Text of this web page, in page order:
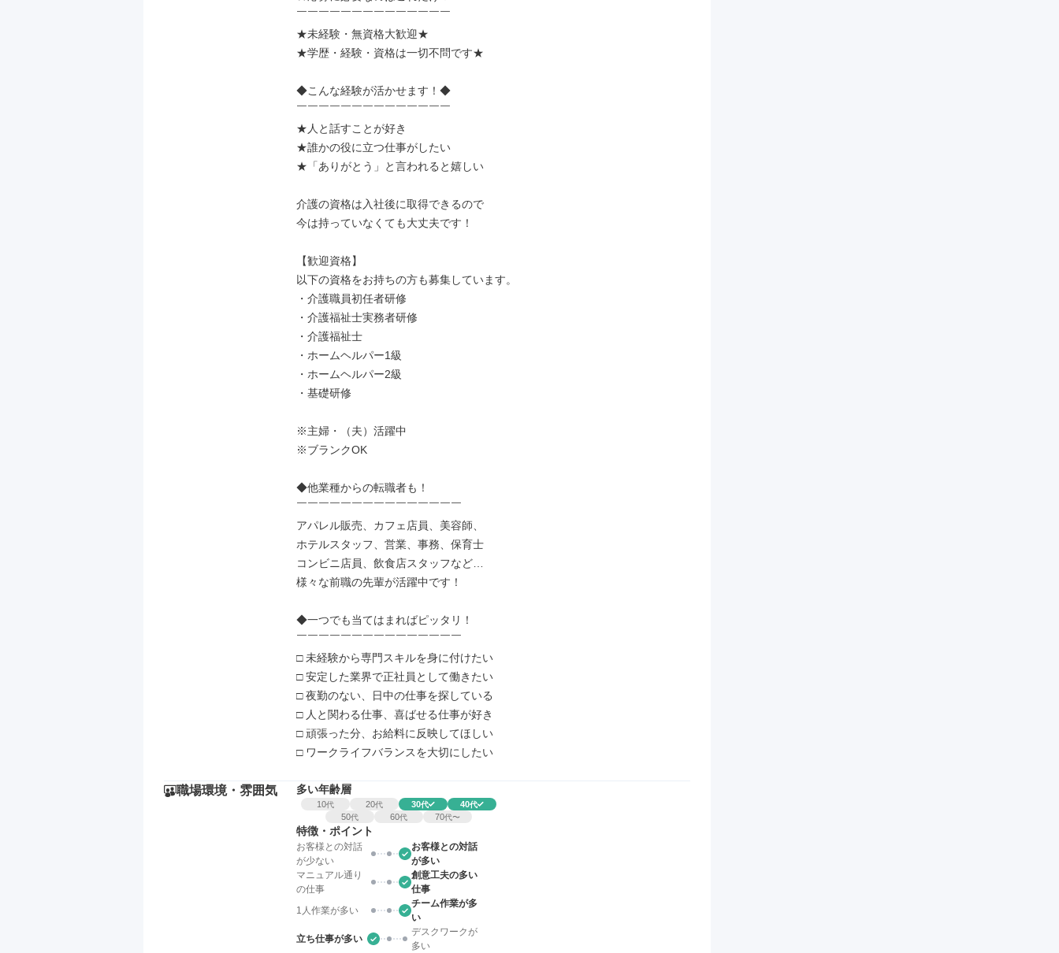
￣￣￣￣￣￣￣￣￣￣￣￣￣￣
★未経験・無資格大歓迎★
★学歴・経験・資格は一切不問です★
◆こんな経験が活かせます！◆
￣￣￣￣￣￣￣￣￣￣￣￣￣￣
★人と話すことが好き
★誰かの役に立つ仕事がしたい
★「ありがとう」と言われると嬉しい
介護の資格は入社後に取得できるので
今は持っていなくても大丈夫です！
【歓迎資格】
以下の資格をお持ちの方も募集しています。
・介護職員初任者研修
・介護福祉士実務者研修
・介護福祉士
・ホームヘルパー1級
・ホームヘルパー2級
・基礎研修
※主婦・（夫）活躍中
※ブランクOK
◆他業種からの転職者も！
￣￣￣￣￣￣￣￣￣￣￣￣￣￣￣
アパレル販売、カフェ店員、美容師、
ホテルスタッフ、営業、事務、保育士
コンビニ店員、飲食店スタッフなど…
様々な前職の先輩が活躍中です！
◆一つでも当てはまればピッタリ！
￣￣￣￣￣￣￣￣￣￣￣￣￣￣￣
□ 未経験から専門スキルを身に付けたい
□ 安定した業界で正社員として働きたい
□ 夜勤のない、日中の仕事を探している
□ 人と関わる仕事、喜ばせる仕事が好き
□ 頑張った分、お給料に反映してほしい
□ ワークライフバランスを大切にしたい
職場環境・雰囲気 多い年齢層
10代 20代 30代 40代
50代 60代 70代〜
特徴・ポイント
お客様との対話
が少ない
お客様との対話
が多い
マニュアル通り
の仕事
創意工夫の多い
仕事
1人作業が多い
チーム作業が多
い
立ち仕事が多い
デスクワークが
多い